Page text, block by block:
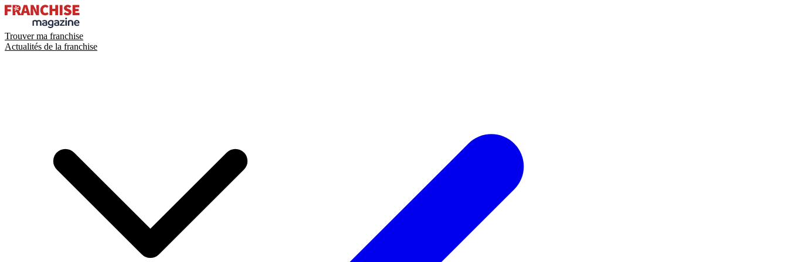
Trouver ma franchise
Actualités de la franchise